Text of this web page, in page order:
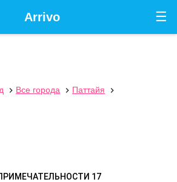
☰
Arrivo
 Все города  Паттайя

17